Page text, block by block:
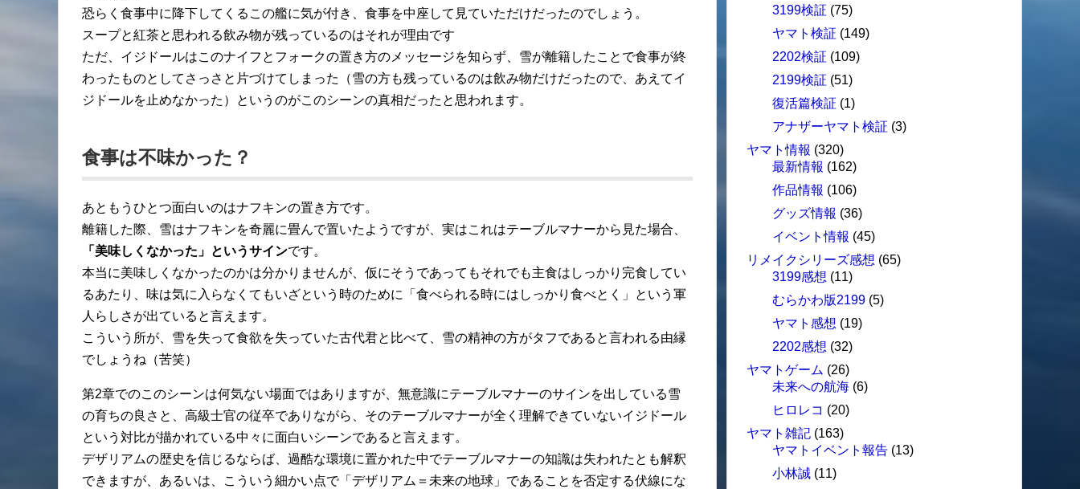
恐らく食事中に降下してくるこの艦に気が付き、食事を中座して見ていただけだったのでしょう。
スープと紅茶と思われる飲み物が残っているのはそれが理由です
ただ、イジドールはこのナイフとフォークの置き方のメッセージを知らず、雪が離籍したことで食事が終
わったものとしてさっさと片づけてしまった（雪の方も残っているのは飲み物だけだったので、あえてイ
ジドールを止めなかった）というのがこのシーンの真相だったと思われます。
食事は不味かった？
あともうひとつ面白いのはナフキンの置き方です。
離籍した際、雪はナフキンを奇麗に畳んで置いたようですが、実はこれはテーブルマナーから見た場合、
「美味しくなかった」というサインです。
本当に美味しくなかったのかは分かりませんが、仮にそうであってもそれでも主食はしっかり完食してい
るあたり、味は気に入らなくてもいざという時のために「食べられる時にはしっかり食べとく」という軍
人らしさが出ていると言えます。
こういう所が、雪を失って食欲を失っていた古代君と比べて、雪の精神の方がタフであると言われる由縁
でしょうね（苦笑）
第2章でのこのシーンは何気ない場面ではありますが、無意識にテーブルマナーのサインを出している雪
の育ちの良さと、高級士官の従卒でありながら、そのテーブルマナーが全く理解できていないイジドール
という対比が描かれている中々に面白いシーンであると言えます。
デザリアムの歴史を信じるならば、過酷な環境に置かれた中でテーブルマナーの知識は失われたとも解釈
できますが、あるいは、こういう細かい点で「デザリアム＝未来の地球」であることを否定する伏線にな
3199検証 (75)
ヤマト検証 (149)
2202検証 (109)
2199検証 (51)
復活篇検証 (1)
アナザーヤマト検証 (3)
ヤマト情報 (320)
最新情報 (162)
作品情報 (106)
グッズ情報 (36)
イベント情報 (45)
リメイクシリーズ感想 (65)
3199感想 (11)
むらかわ版2199 (5)
ヤマト感想 (19)
2202感想 (32)
ヤマトゲーム (26)
未来への航海 (6)
ヒロレコ (20)
ヤマト雑記 (163)
ヤマトイベント報告 (13)
小林誠 (11)